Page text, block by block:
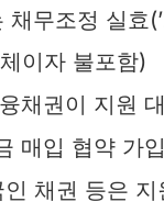
채무조정 실효
이자 불포함)
채권이 지원
매입 협약 가
채권 등은 지